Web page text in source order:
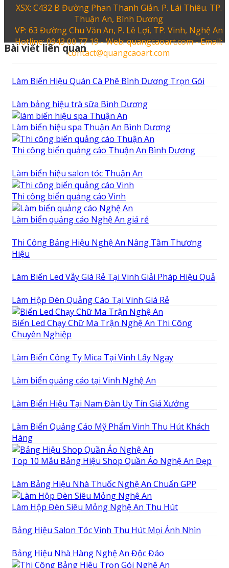
XSX: C432 B Đường Phan Thanh Giản. P. Lái Thiêu. TP.
Thuận An, Bình Dương
VP: 63 Đường Chu Văn An, P. Lê Lợi, TP. Vinh, Nghệ An
Hotline: 0943 00 77 19 - Web: quangcaoart.com - Email:
contact@quangcaoart.com
Bài viết liên quan
Làm Biển Hiệu Quán Cà Phê Bình Dương Trọn Gói
Làm bảng hiệu trà sữa Bình Dương
Làm biển hiệu spa Thuận An Bình Dương
Thi công biển quảng cáo Thuận An Bình Dương
Làm biển hiệu salon tóc Thuận An
Thi công biển quảng cáo Vinh
Làm biển quảng cáo Nghệ An giá rẻ
Thi Công Bảng Hiệu Nghệ An Nâng Tầm Thương
Hiệu
Làm Biển Led Vẫy Giá Rẻ Tại Vinh Giải Pháp Hiệu Quả
Làm Hộp Đèn Quảng Cáo Tại Vinh Giá Rẻ
Biển Led Chạy Chữ Ma Trận Nghệ An Thi Công
Chuyên Nghiệp
Làm Biển Công Ty Mica Tại Vinh Lấy Ngay
Làm biển quảng cáo tại Vinh Nghệ An
Làm Biển Hiệu Tại Nam Đàn Uy Tín Giá Xưởng
Làm Biển Quảng Cáo Mỹ Phẩm Vinh Thu Hút Khách
Hàng
Top 10 Mẫu Bảng Hiệu Shop Quần Áo Nghệ An Đẹp
Làm Bảng Hiệu Nhà Thuốc Nghệ An Chuẩn GPP
Làm Hộp Đèn Siêu Mỏng Nghệ An Thu Hút
Bảng Hiệu Salon Tóc Vinh Thu Hút Mọi Ánh Nhìn
Bảng Hiệu Nhà Hàng Nghệ An Độc Đáo